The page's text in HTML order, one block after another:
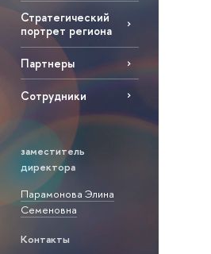
Стратегический
портрет региона
Партнеры
Сотрудники
заместитель
директора
Парамонова Элина
Семеновна
Контакты